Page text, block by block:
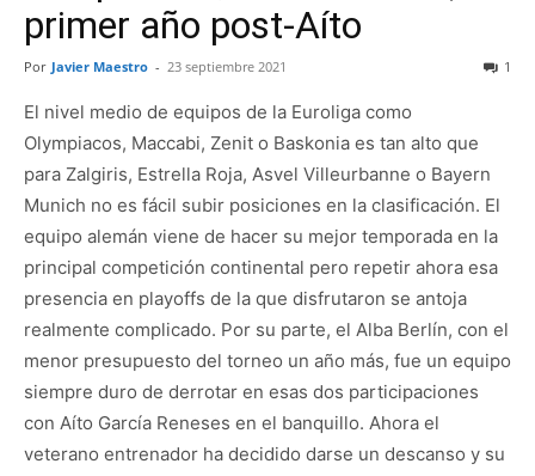
primer año post-Aíto
Por Javier Maestro - 23 septiembre 2021 1
El nivel medio de equipos de la Euroliga como
Olympiacos, Maccabi, Zenit o Baskonia es tan alto que
para Zalgiris, Estrella Roja, Asvel Villeurbanne o Bayern
Munich no es fácil subir posiciones en la clasificación. El
equipo alemán viene de hacer su mejor temporada en la
principal competición continental pero repetir ahora esa
presencia en playoffs de la que disfrutaron se antoja
realmente complicado. Por su parte, el Alba Berlín, con el
menor presupuesto del torneo un año más, fue un equipo
siempre duro de derrotar en esas dos participaciones
con Aíto García Reneses en el banquillo. Ahora el
veterano entrenador ha decidido darse un descanso y su